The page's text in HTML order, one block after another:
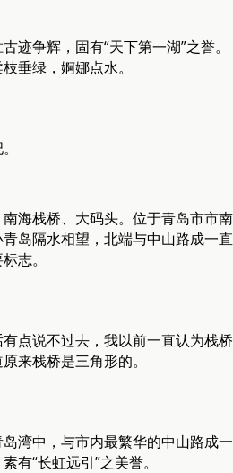
迹争辉，固有“天下第一湖”之誉。
垂绿，婀娜点水。
海栈桥、大码头。位于青岛市市南
岛隔水相望，北端与中山路成一直
志。
点说不过去，我以前一直认为栈桥
来栈桥是三角形的。
湾中，与市内最繁华的中山路成一
有“长虹远引”之美誉。